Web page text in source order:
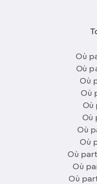
Où
Où
Où
Où
Où
Où
Où
Où
Où
Où
Où